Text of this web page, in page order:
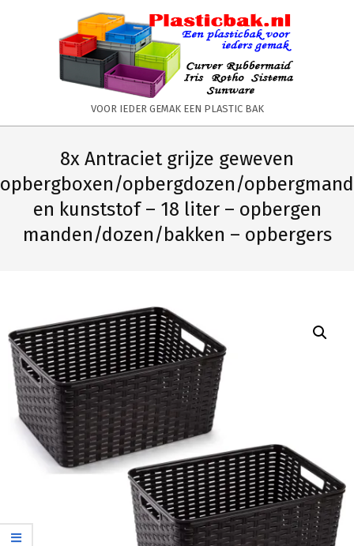
PLASTICBAK.NL
VOOR IEDER GEMAK EEN PLASTIC BAK
Menu
Menu
8x Antraciet grijze geweven
opbergboxen/opbergdozen/opbergmand
en kunststof – 18 liter – opbergen
manden/dozen/bakken – opbergers